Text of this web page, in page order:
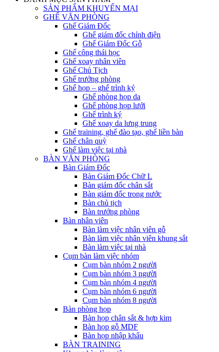
SẢN PHẨM KHUYẾN MẠI
GHẾ VĂN PHÒNG
Ghế Giám Đốc
Ghế giám đốc chỉnh điện
Ghế Giám Đốc Gỗ
Ghế công thái học
Ghế xoay nhân viên
Ghế Chủ Tịch
Ghế trưởng phòng
Ghế họp – ghế trình ký
Ghế phòng họp da
Ghế phòng họp lưới
Ghế trình ký
Ghế xoay da lưng trung
Ghế training, ghế đào tạo, ghế liền bàn
Ghế chân quỳ
Ghế làm việc tại nhà
BÀN VĂN PHÒNG
Bàn Giám Đốc
Bàn Giám Đốc Chữ L
Bàn giám đốc chân sắt
Bàn giám đốc trong nước
Bàn chủ tịch
Bàn trưởng phòng
Bàn nhân viên
Bàn làm việc nhân viên gỗ
Bàn làm việc nhân viên khung sắt
Bàn làm việc tại nhà
Cụm bàn làm việc nhóm
Cụm bàn nhóm 2 người
Cụm bàn nhóm 3 người
Cụm bàn nhóm 4 người
Cụm bàn nhóm 6 người
Cụm bàn nhóm 8 người
Bàn phòng họp
Bàn họp chân sắt & hợp kim
Bàn họp gỗ MDF
Bàn họp nhập khẩu
BÀN TRAINING